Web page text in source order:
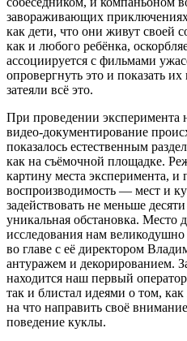
завораживающих
как дети, что они живут своей
как и любого ребёнка,
ассоциируется с фильмами
опровергнуть это и показать
затеяли всё это.
При проведении эксперимента
видео-документирование
показалось естественным
как на съёмочной площадке.
картину места эксперимента, и
воспроизводимость — мест и
задействовать не меньше
уникальная обстановка. Место
исследования нам
во главе с её директором
антуражем и декорированием.
находится наш первый
так и блистал идеями о том,
на что направить своё
поведение куклы.